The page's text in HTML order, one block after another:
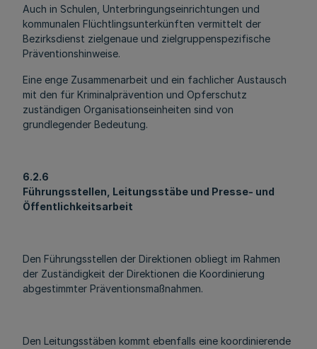
Auch in Schulen, Unterbringungseinrichtungen und
kommunalen Flüchtlingsunterkünften vermittelt der
Bezirksdienst zielgenaue und zielgruppenspezifische
Präventionshinweise.
Eine enge Zusammenarbeit und ein fachlicher Austausch
mit den für Kriminalprävention und Opferschutz
zuständigen Organisationseinheiten sind von
grundlegender Bedeutung.
6.2.6
Führungsstellen, Leitungsstäbe und Presse- und
Öffentlichkeitsarbeit
Den Führungsstellen der Direktionen obliegt im Rahmen
der Zuständigkeit der Direktionen die Koordinierung
abgestimmter Präventionsmaßnahmen.
Den Leitungsstäben kommt ebenfalls eine koordinierende